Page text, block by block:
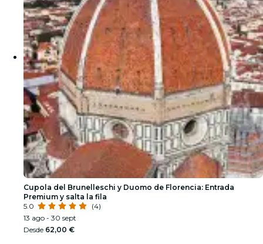
Cupola del Brunelleschi y Duomo de Florencia: Entrada
Premium y salta la fila
5.0
(4)
13 ago - 30 sept
Desde 62,00 €